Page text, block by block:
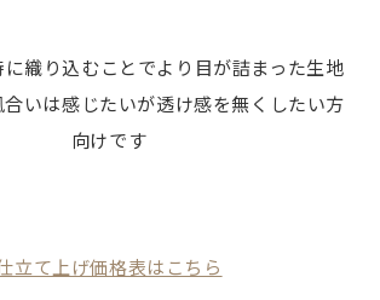
織り込むことでより目が詰まった生地
合いは感じたいが透け感を無くしたい方
向けです
立て上げ価格表はこちら